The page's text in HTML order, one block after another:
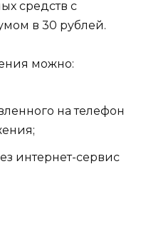
средств с
в 30 рублей.
можно:
на телефон
интернет-сервис